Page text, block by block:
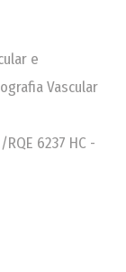
e
Vascular
RQE 6237 HC -